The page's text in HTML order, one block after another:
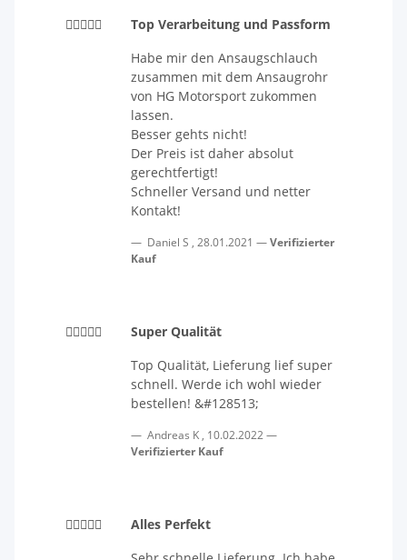
Top Verarbeitung und Passform
Habe mir den Ansaugschlauch
zusammen mit dem Ansaugrohr
von HG Motorsport zukommen
lassen.
Besser gehts nicht!
Der Preis ist daher absolut
gerechtfertigt!
Schneller Versand und netter
Kontakt!
Daniel S , 28.01.2021
Verifizierter
Kauf
Super Qualität
Top Qualität, Lieferung lief super
schnell. Werde ich wohl wieder
bestellen! &#128513;
Andreas K , 10.02.2022
Verifizierter Kauf
Alles Perfekt